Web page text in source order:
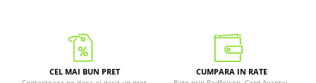
CEL MAI BUN PRET CUMPARA IN RATE